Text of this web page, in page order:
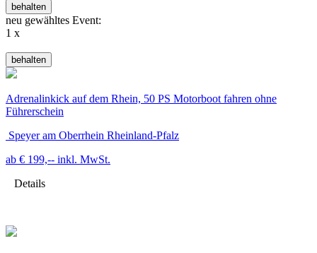
behalten
neu gewähltes Event:
1 x
behalten
Adrenalinkick auf dem Rhein, 50 PS Motorboot fahren ohne
Führerschein
Speyer am Oberrhein Rheinland-Pfalz
ab € 199,-- inkl. MwSt.
Details